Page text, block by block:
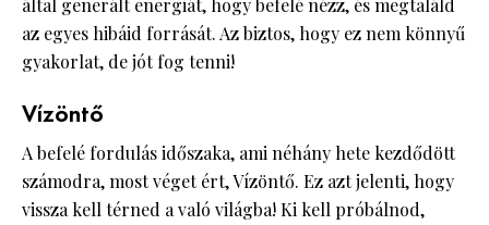
által generált energiát, hogy befelé nézz, és megtaláld
az egyes hibáid forrását. Az biztos, hogy ez nem könnyű
gyakorlat, de jót fog tenni!
Vízöntő
A befelé fordulás időszaka, ami néhány hete kezdődött
számodra, most véget ért, Vízöntő. Ez azt jelenti, hogy
vissza kell térned a való világba! Ki kell próbálnod,